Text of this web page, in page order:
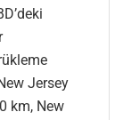
Jersey
km, New